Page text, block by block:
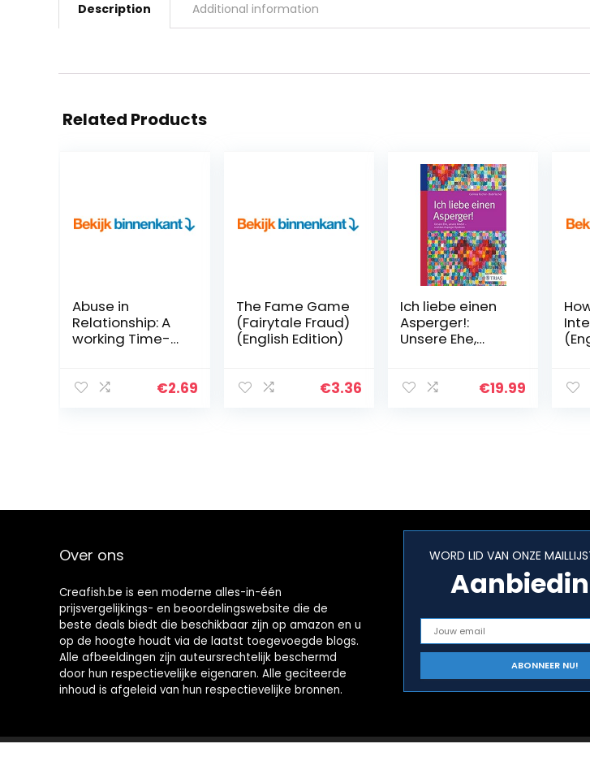
Description Additional information
Related Products
Abuse in
Relationship: A
working Time-
Dealing with an
€2.69
The Fame Game
(Fairytale Fraud)
(English Edition)
€3.36
Ich liebe einen
Asperger!:
Unsere Ehe,
Asperger-
€19.99
Over ons
Creafish.be is een moderne alles-in-één
prijsvergelijkings- en beoordelingswebsite die de
beste deals biedt die beschikbaar zijn op amazon en u
op de hoogte houdt via de laatst toegevoegde blogs.
Alle afbeeldingen zijn auteursrechtelijk beschermd
door hun respectievelijke eigenaren. Alle geciteerde
inhoud is afgeleid van hun respectievelijke bronnen.
WORD LID VAN ONZE